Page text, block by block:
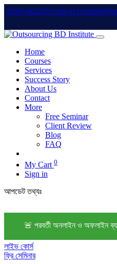
01950-96220701828-015102
Home
Courses
Services
Success Story
About Us
Contact
More
Free Seminar
Client Review
Blog
FAQ
My Cart 0
Sign in
আপডেট তথ্যঃ
🚨 পরবর্তী অনলাইন ও অফলাইন
লাইভ কোর্স
ফ্রি সেমিনার